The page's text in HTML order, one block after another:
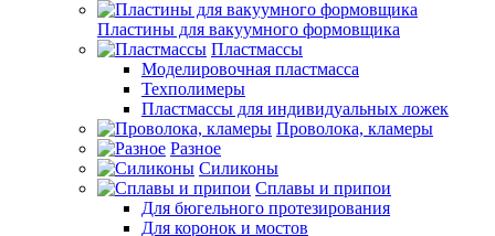
Пластины для вакуумного формовщика
Пластмассы
Моделировочная пластмасса
Техполимеры
Пластмассы для индивидуальных ложек
Проволока, кламеры
Разное
Силиконы
Сплавы и припои
Для бюгельного протезирования
Для коронок и мостов